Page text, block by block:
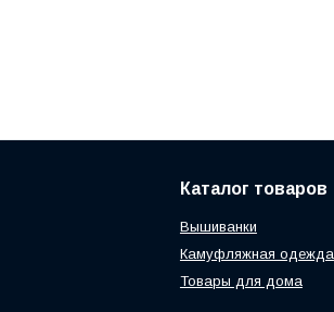
Каталог товаров
Вышиванки
Камуфляжная одежда
Товары для дома